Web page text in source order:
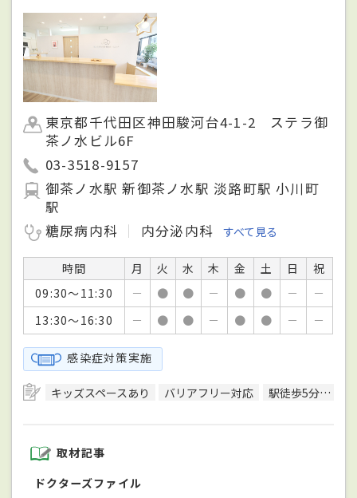
東京都千代田区神田駿河台4-1-2 ステラ御
茶ノ水ビル6F
03-3518-9157
御茶ノ水駅 新御茶ノ水駅 淡路町駅 小川町
駅
糖尿病内科
内分泌内科 すべて見る
時間 月 火 水 木 金 土 日
祝
09:30～11:30
－ ● ● － ● ● －
－
13:30～16:30
－ ● ● － ● ● － －
感染症対策実施
キッズスペースあり バリアフリー対応 駅徒歩5分圏内
取材記事
ドクターズファイル